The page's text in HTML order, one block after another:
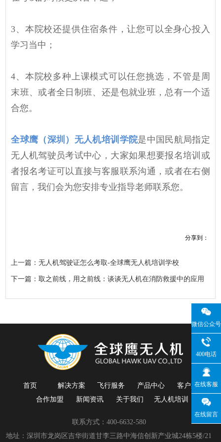
3、本院校还提供住宿条件，让您可以全身心投入
学习当中；
4、本院校多种上课模式可以任您挑选，不管是周
末班、或者全日制班、还是包就业班，总有一个适
合您。
全球鹰（深圳）无人机培训学院是中国民航局指定
无人机驾驶员考试中心，大家如果想要报名培训或
者报名考证可以直接与客服联系沟通，或者在右侧
留言，我们会为您安排专业指导老师联系您。
分享到：
上一篇：无人机驾驶证怎么考取-全球鹰无人机培训学校
下一篇：取之前线，用之前线：谈谈无人机在消防救援中的应用
微信公众号
400电话
在线客服
在线留言
首页 解决方案 飞行服务 产品中心
客户案例
合作加盟
新闻资讯 关于我们 无人机培训
联系方式：400-6632-580
地址：深圳市龙岗区吉华街道甘李三路中海信创新产业城24栋5楼/21